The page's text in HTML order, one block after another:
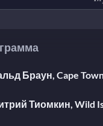
Браун, Cape
Тиомкин, Wild